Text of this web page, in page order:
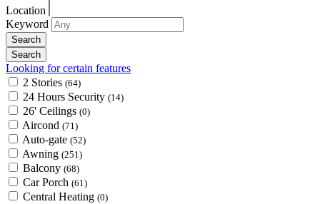
Location
Keyword
Looking for certain features
2 Stories (64)
24 Hours Security (14)
26' Ceilings (0)
Aircond (71)
Auto-gate (52)
Awning (251)
Balcony (68)
Car Porch (61)
Central Heating (0)